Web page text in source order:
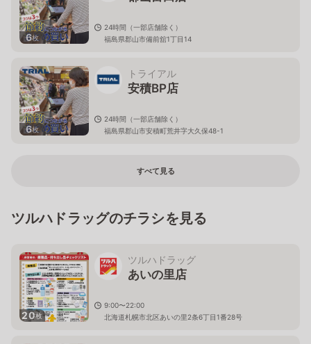
6枚
24時間（一部店舗除く）
福島県郡山市備前舘1丁目14
6枚
トライアル
安積BP店
24時間（一部店舗除く）
福島県郡山市安積町荒井字大久保48-1
すべて見る
ツルハドラッグのチラシを見る
20枚
ツルハドラッグ
あいの里店
9:00〜22:00
北海道札幌市北区あいの里2条6丁目1番28号